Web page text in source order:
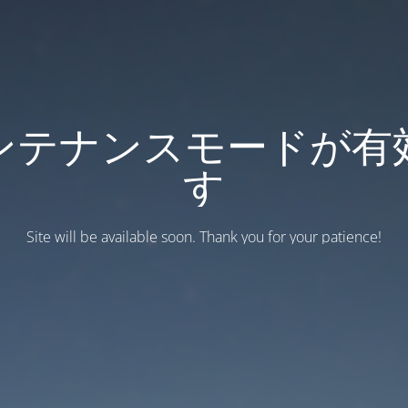
テナンスモードが有
す
Site will be available soon. Thank you for your patience!